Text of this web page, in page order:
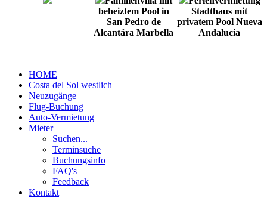
beheiztem Pool in
San Pedro de
Alcantára Marbella
Stadthaus mit
privatem Pool Nueva
Andalucia
HOME
Costa del Sol westlich
Neuzugänge
Flug-Buchung
Auto-Vermietung
Mieter
Suchen...
Terminsuche
Buchungsinfo
FAQ's
Feedback
Kontakt